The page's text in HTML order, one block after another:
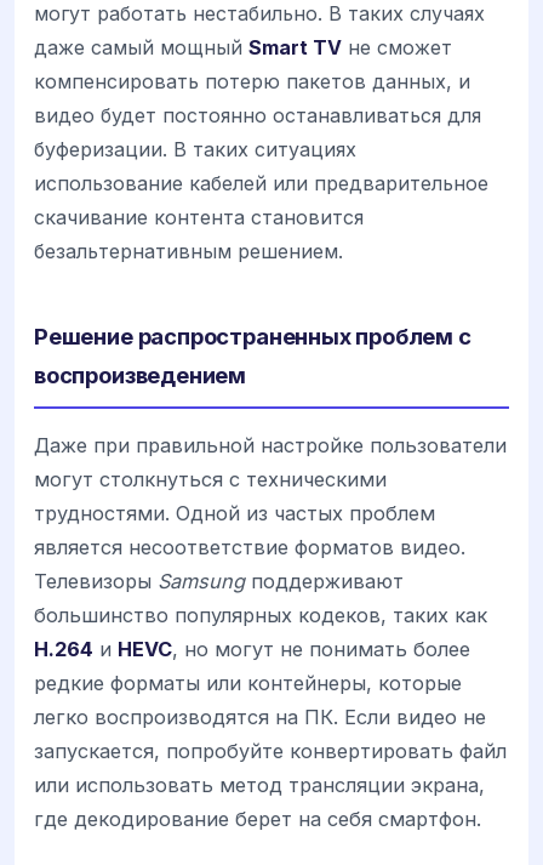
могут работать нестабильно. В таких случаях
даже самый мощный Smart TV не сможет
компенсировать потерю пакетов данных, и
видео будет постоянно останавливаться для
буферизации. В таких ситуациях
использование кабелей или предварительное
скачивание контента становится
безальтернативным решением.
Решение распространенных проблем с
воспроизведением
Даже при правильной настройке пользователи
могут столкнуться с техническими
трудностями. Одной из частых проблем
является несоответствие форматов видео.
Телевизоры Samsungподдерживают
большинство популярных кодеков, таких как
H.264 и HEVC, но могут не понимать более
редкие форматы или контейнеры, которые
легко воспроизводятся на ПК. Если видео не
запускается, попробуйте конвертировать файл
или использовать метод трансляции экрана,
где декодирование берет на себя смартфон.